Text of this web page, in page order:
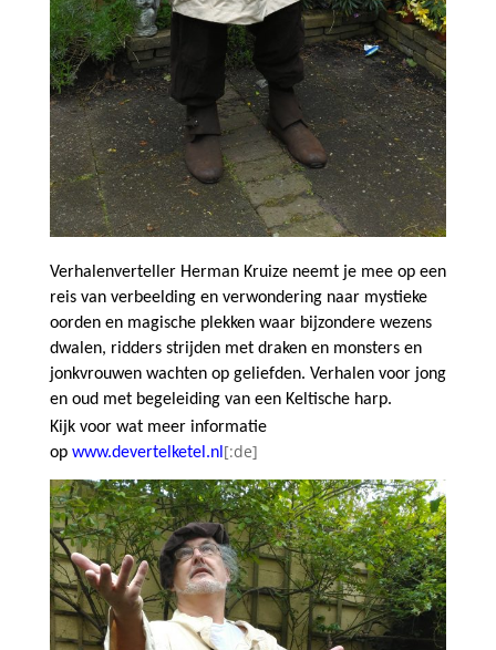
Verhalenverteller Herman Kruize neemt je mee op een
reis van verbeelding en verwondering naar mystieke
oorden en magische plekken waar bijzondere wezens
dwalen, ridders strijden met draken en monsters en
jonkvrouwen wachten op geliefden. Verhalen voor jong
en oud met begeleiding van een Keltische harp.
Kijk voor wat meer informatie
op www.devertelketel.nl [:de]